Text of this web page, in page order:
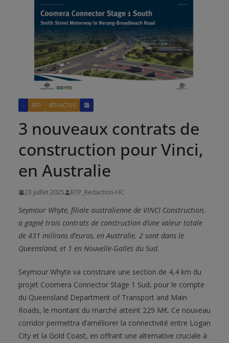
: BTP BTP-ACTUS
3 nouveaux contrats de
construction pour Vinci,
en Australie
23 juillet 2025 BTP_Redaction-HC
Seymour Whyte, filiale australienne de VINCI Construction,
a gagné trois contrats de construction d’une valeur totale
de 431 millions d’euros, en Australie. 2 sont dans le
Queensland, et 1 en Nouvelle-Galles du Sud.
Seymour Whyte va construire une section de 4,4 km du
projet Coomera Connector Stage 1 Sud, pour le compte
du Queensland Department of Transport and Main
Roads, le montant du marché atteint 229 M€. Ce nouveau
corridor permettra d’améliorer la connectivité entre Logan
City et la Gold Coast, en offrant une alternative cruciale à